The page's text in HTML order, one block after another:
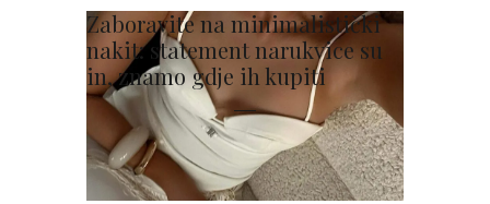
Zaboravite na minimalistički
nakit: statement narukvice su
in, znamo gdje ih kupiti